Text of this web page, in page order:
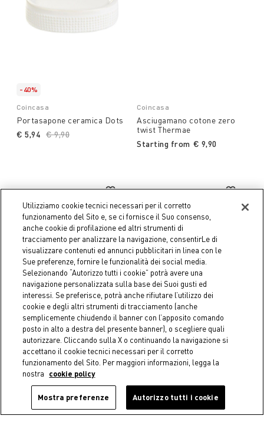
-40%
Coincasa
Portasapone ceramica Dots
Price reduced from
€ 9,90
€ 5,94
Coincasa
Asciugamano cotone zero
twist Thermae
Starting from € 9,90
Coincasa
Asciugamano sangallo
Portofino
Coincasa
Guanto struccante
riutilizzabile
Utilizziamo cookie tecnici necessari per il corretto
funzionamento del Sito e, se ci fornisce il Suo consenso,
anche cookie di profilazione ed altri strumenti di
tracciamento per analizzare la navigazione, consentirLe di
visualizzare contenuti ed annunci pubblicitari in linea con le
Sue preferenze, fornire le funzionalità dei social media.
Selezionando “Autorizzo tutti i cookie” potrà avere una
navigazione personalizzata sulla base dei Suoi gusti ed
interessi. Se preferisce, potrà anche rifiutare l’utilizzo dei
cookie e degli altri strumenti di tracciamento (anche
semplicemente chiudendo il banner con l’apposito comando
posto in alto a destra del presente banner), o scegliere quali
autorizzare. Cliccando sulla X o continuando la navigazione si
accettano il cookie tecnici necessari per il corretto
funzionamento del Sito. Per maggiori informazioni, legga la
nostra
cookie policy
Mostra preferenze Autorizzo tutti i cookie